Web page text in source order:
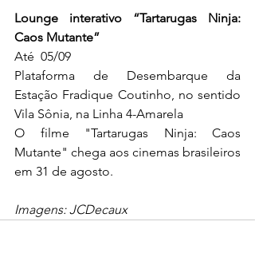
Lounge interativo “Tartarugas Ninja:
Caos Mutante”
Até  05/09
Plataforma de Desembarque da
Estação Fradique Coutinho, no sentido
Vila Sônia, na Linha 4-Amarela
O filme "Tartarugas Ninja: Caos
Mutante" chega aos cinemas brasileiros
em 31 de agosto.
Imagens: JCDecaux